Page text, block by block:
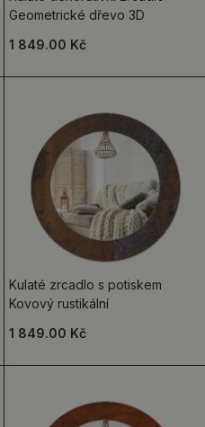
Geometrické dřevo 3D
1 849.00 Kč
Kulaté zrcadlo s potiskem
Kovový rustikální
1 849.00 Kč